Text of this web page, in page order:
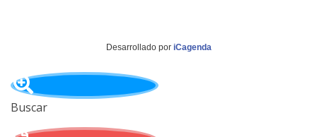
Desarrollado por iCagenda
Buscar